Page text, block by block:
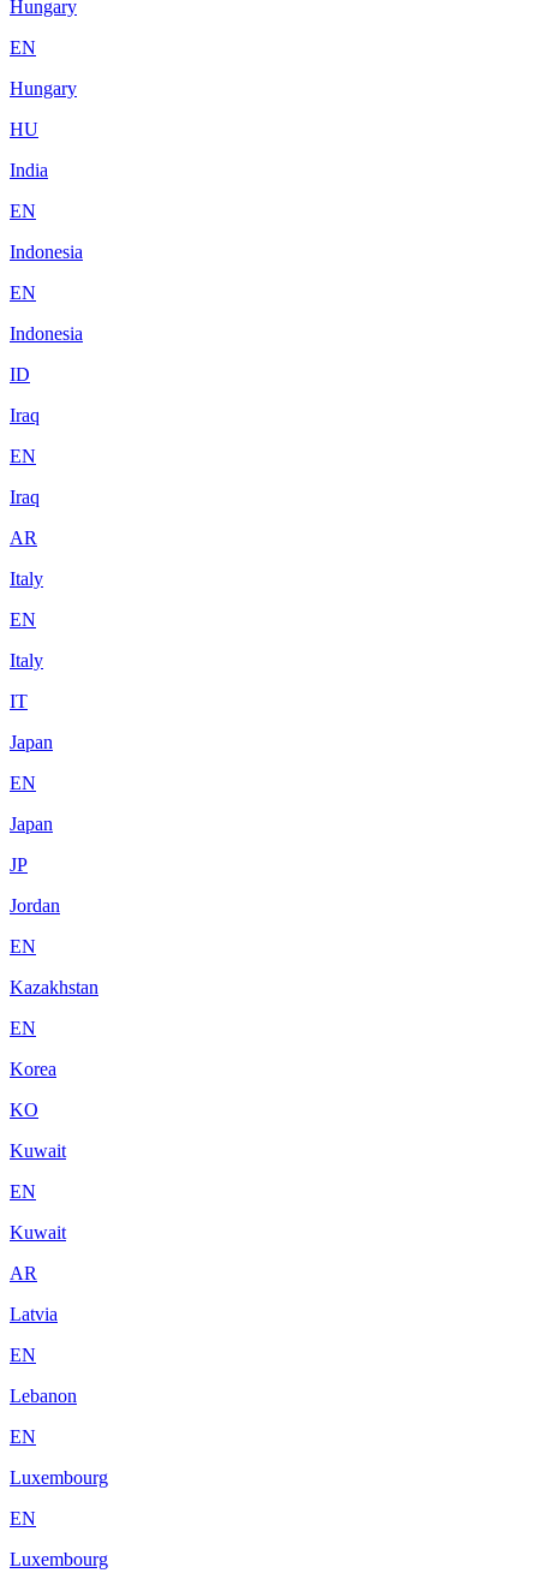
Hungary
EN
Hungary
HU
India
EN
Indonesia
EN
Indonesia
ID
Iraq
EN
Iraq
AR
Italy
EN
Italy
IT
Japan
EN
Japan
JP
Jordan
EN
Kazakhstan
EN
Korea
KO
Kuwait
EN
Kuwait
AR
Latvia
EN
Lebanon
EN
Luxembourg
EN
Luxembourg